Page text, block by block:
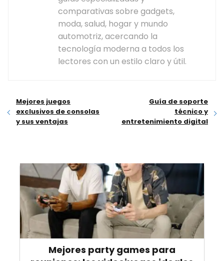
comparativas sobre gadgets,
moda, salud, hogar y mundo
automotriz, acercando la
tecnología moderna a todos los
lectores con un estilo claro y útil.
Mejores juegos
exclusivos de consolas
y sus ventajas
Guía de soporte
técnico y
entretenimiento digital
Mejores party games para